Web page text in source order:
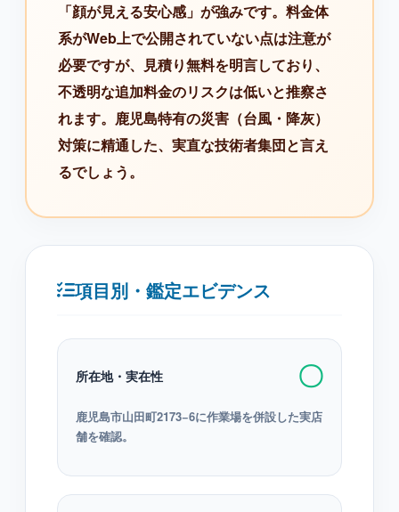
「顔が見える安心感」が強みです。料金体
系がWeb上で公開されていない点は注意が
必要ですが、見積り無料を明言しており、
不透明な追加料金のリスクは低いと推察さ
れます。鹿児島特有の災害（台風・降灰）
対策に精通した、実直な技術者集団と言え
るでしょう。
項目別・鑑定エビデンス
所在地・実在性 〇
鹿児島市山田町2173−6に作業場を併設した実店
舗を確認。